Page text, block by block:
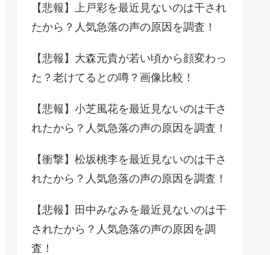
【悲報】上戸彩を最近見ないのは干され
たから？人気急落の声の原因を調査！
【悲報】大森元貴が若い頃から顔変わっ
た？老けてるとの噂？画像比較！
【悲報】小芝風花を最近見ないのは干さ
れたから？人気急落の声の原因を調査！
【衝撃】松坂桃李を最近見ないのは干さ
れたから？人気急落の声の原因を調査！
【悲報】田中みなみを最近見ないのは干
されたから？人気急落の声の原因を調
査！